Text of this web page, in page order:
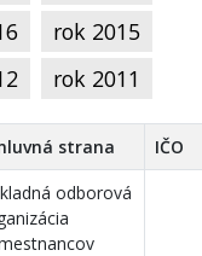
rok 2015
rok 2011
strana
IČO
odborová